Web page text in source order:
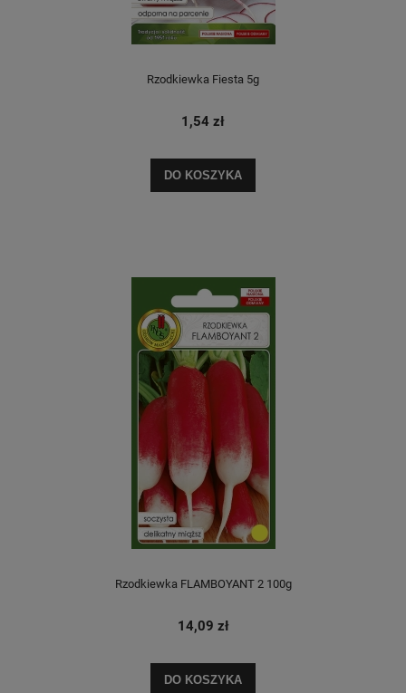
Rzodkiewka Fiesta 5g
1,54 zł
DO KOSZYKA
Rzodkiewka FLAMBOYANT 2 100g
14,09 zł
DO KOSZYKA